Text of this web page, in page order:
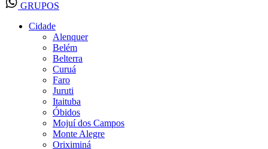
GRUPOS
Cidade
Alenquer
Belém
Belterra
Curuá
Faro
Juruti
Itaituba
Óbidos
Mojuí dos Campos
Monte Alegre
Oriximiná